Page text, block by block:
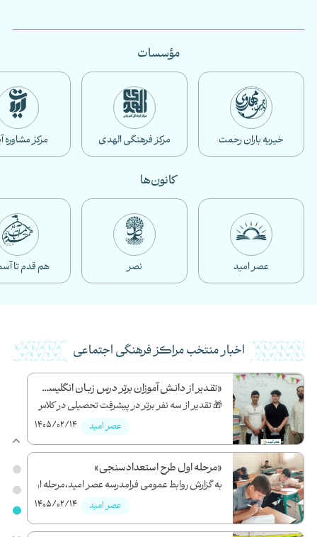
مؤسسات
خیریه باران رحمت مرکز فرهنگی الهدی مرکز مشاوره
کانون‌ها
عصر امید نصر هم قدم تا
اخبار منتخب مراکز فرهنگی اجتماعی
دخت...
ولادت...
«تقـدیر از دانـش آموزان برتر درس زبـان انگلیسی»
🎁 تقدیر از سه نفر برتر در پیشرفت تحصیلی در کلاس زب...
1405/02/14 عصر امید
«مرحله اول طرح استعدادسنجی»
به گزارش روابط عمومی فرامدرسه عصر امید،مرحله اول ط...
1405/02/14 عصر امید